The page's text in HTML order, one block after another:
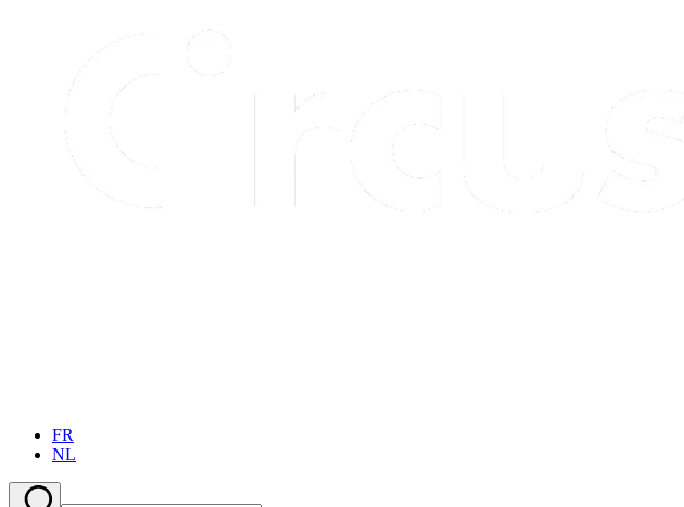
FR
NL